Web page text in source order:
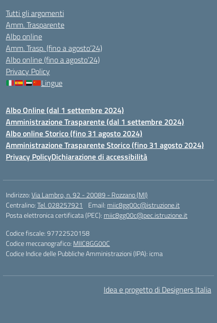
Tutti gli argomenti
Amm. Trasparente
Albo online
Amm. Trasp. (fino a agosto’24)
Albo online (fino a agosto’24)
Privacy Policy
Lingue
Albo Online (dal 1 settembre 2024)
Amministrazione Trasparente (dal 1 settembre 2024)
Albo online Storico (fino 31 agosto 2024)
Amministrazione Trasparente Storico (fino 31 agosto 2024)
Privacy PolicyDichiarazione di accessibilità
Indirizzo:Via Lambro, n. 92 - 20089 - Rozzano (MI)
Centralino:Tel. 028257921 Email: miic8gg00c@istruzione.it
Posta elettronica certificata (PEC): miic8gg00c@pec.istruzione.it
Codice fiscale: 97722520158
Codice meccanografico: MIIC8GG00C
Codice Indice delle Pubbliche Amministrazioni (IPA): icma
Idea e progetto di Designers Italia